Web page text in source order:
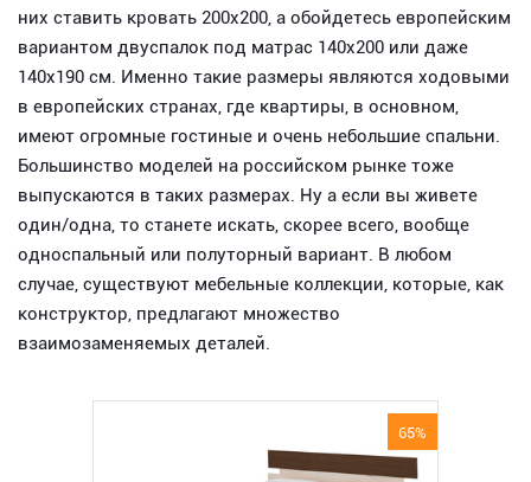
них ставить кровать 200х200, а обойдетесь европейским
вариантом двуспалок под матрас 140х200 или даже
140х190 см. Именно такие размеры являются ходовыми
в европейских странах, где квартиры, в основном,
имеют огромные гостиные и очень небольшие спальни.
Большинство моделей на российском рынке тоже
выпускаются в таких размерах. Ну а если вы живете
один/одна, то станете искать, скорее всего, вообще
односпальный или полуторный вариант. В любом
случае, существуют мебельные коллекции, которые, как
конструктор, предлагают множество
взаимозаменяемых деталей.
65%